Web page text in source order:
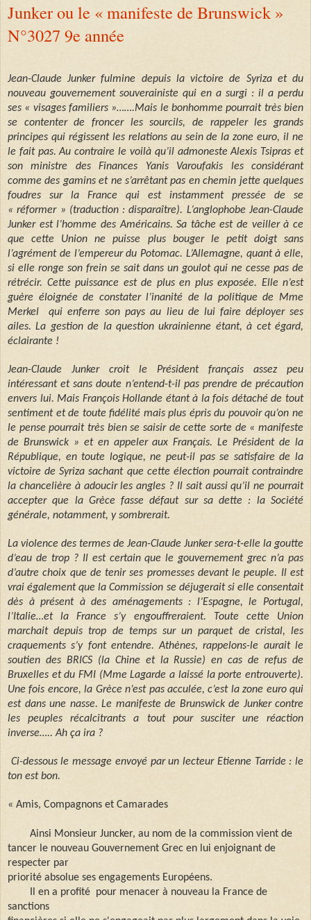
Junker ou le « manifeste de Brunswick »
N°3027 9e année
Jean-Claude Junker fulmine depuis la victoire de Syriza et du
nouveau gouvernement souverainiste qui en a surgi : il a perdu
ses « visages familiers »…….Mais le bonhomme pourrait très bien
se contenter de froncer les sourcils, de rappeler les grands
principes qui régissent les relations au sein de la zone euro, il ne
le fait pas. Au contraire le voilà qu’il admoneste Alexis Tsipras et
son ministre des Finances Yanis Varoufakis les considérant
comme des gamins et ne s’arrêtant pas en chemin jette quelques
foudres sur la France qui est instamment pressée de se
« réformer » (traduction : disparaître). L’anglophobe Jean-Claude
Junker est l’homme des Américains. Sa tâche est de veiller à ce
que cette Union ne puisse plus bouger le petit doigt sans
l’agrément de l’empereur du Potomac. L’Allemagne, quant à elle,
si elle ronge son frein se sait dans un goulot qui ne cesse pas de
rétrécir. Cette puissance est de plus en plus exposée. Elle n’est
guère éloignée de constater l’inanité de la politique de Mme
Merkel qui enferre son pays au lieu de lui faire déployer ses
ailes. La gestion de la question ukrainienne étant, à cet égard,
éclairante !
Jean-Claude Junker croit le Président français assez peu
intéressant et sans doute n’entend-t-il pas prendre de précaution
envers lui. Mais François Hollande étant à la fois détaché de tout
sentiment et de toute fidélité mais plus épris du pouvoir qu’on ne
le pense pourrait très bien se saisir de cette sorte de « manifeste
de Brunswick » et en appeler aux Français. Le Président de la
République, en toute logique, ne peut-il pas se satisfaire de la
victoire de Syriza sachant que cette élection pourrait contraindre
la chancelière à adoucir les angles ? Il sait aussi qu’il ne pourrait
accepter que la Grèce fasse défaut sur sa dette : la Société
générale, notamment, y sombrerait.
La violence des termes de Jean-Claude Junker sera-t-elle la goutte
d’eau de trop ? Il est certain que le gouvernement grec n’a pas
d’autre choix que de tenir ses promesses devant le peuple. Il est
vrai également que la Commission se déjugerait si elle consentait
dès à présent à des aménagements : l’Espagne, le Portugal,
l’Italie…et la France s’y engouffreraient. Toute cette Union
marchait depuis trop de temps sur un parquet de cristal, les
craquements s’y font entendre. Athènes, rappelons-le aurait le
soutien des BRICS (la Chine et la Russie) en cas de refus de
Bruxelles et du FMI (Mme Lagarde a laissé la porte entrouverte).
Une fois encore, la Grèce n’est pas acculée, c’est la zone euro qui
est dans une nasse. Le manifeste de Brunswick de Junker contre
les peuples récalcitrants a tout pour susciter une réaction
inverse….. Ah ça ira ?
Ci-dessous le message envoyé par un lecteur Etienne Tarride : le
ton est bon.
« Amis, Compagnons et Camarades
Ainsi Monsieur Juncker, au nom de la commission vient de
tancer le nouveau Gouvernement Grec en lui enjoignant de
respecter par
priorité absolue ses engagements Européens.
Il en a profité pour menacer à nouveau la France de
sanctions